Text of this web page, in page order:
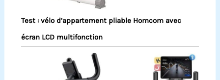
Test : vélo d’appartement pliable Homcom avec
écran LCD multifonction